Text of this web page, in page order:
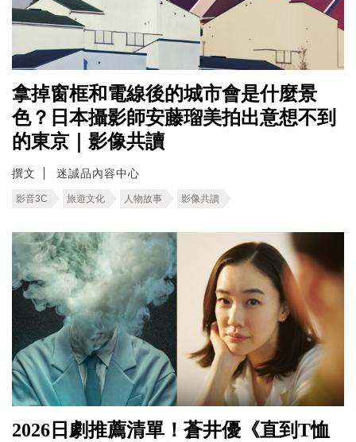
拿掉窗框和電線後的城市會是什麼景
色？日本攝影師安藤瑠美拍出意想不到
的東京｜影像共讀
撰文 迷誠品內容中心
影音3C 旅遊文化 人物故事 影像共讀
2026日劇推薦清單！蒼井優《直到T恤